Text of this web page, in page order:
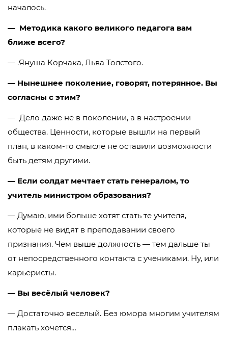
началось.
— Методика какого великого педагога вам
ближе всего?
— .Януша Корчака, Льва Толстого.
— Нынешнее поколение, говорят, потерянное. Вы
согласны с этим?
— Дело даже не в поколении, а в настроении
общества. Ценности, которые вышли на первый
план, в каком-то смысле не оставили возможности
быть детям другими.
— Если солдат мечтает стать генералом, то
учитель министром образования?
— Думаю, ими больше хотят стать те учителя,
которые не видят в преподавании своего
признания. Чем выше должность — тем дальше ты
от непосредственного контакта с учениками. Ну, или
карьеристы.
— Вы весёлый человек?
— Достаточно веселый. Без юмора многим учителям
плакать хочется…